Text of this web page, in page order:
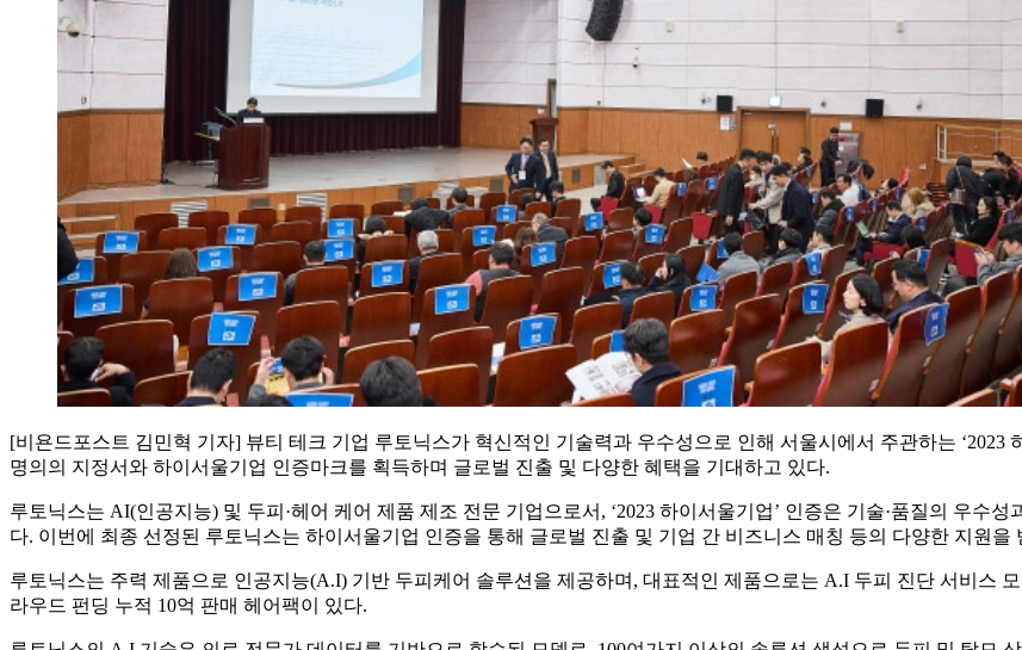
[비욘드포스트 김민혁 기자] 뷰티 테크 기업 루토닉스가 혁신적인 기술력과 우수성으로 인해 서울시에서 주관하는 ‘2023
명의의 지정서와 하이서울기업 인증마크를 획득하며 글로벌 진출 및 다양한 혜택을 기대하고 있다.
루토닉스는 AI(인공지능) 및 두피·헤어 케어 제품 제조 전문 기업으로서, ‘2023 하이서울기업’ 인증은 기술·품질의 우수
다. 이번에 최종 선정된 루토닉스는 하이서울기업 인증을 통해 글로벌 진출 및 기업 간 비즈니스 매칭 등의 다양한 지원을
루토닉스는 주력 제품으로 인공지능(A.I) 기반 두피케어 솔루션을 제공하며, 대표적인 제품으로는 A.I 두피 진단 서비스
라우드 펀딩 누적 10억 판매 헤어팩이 있다.